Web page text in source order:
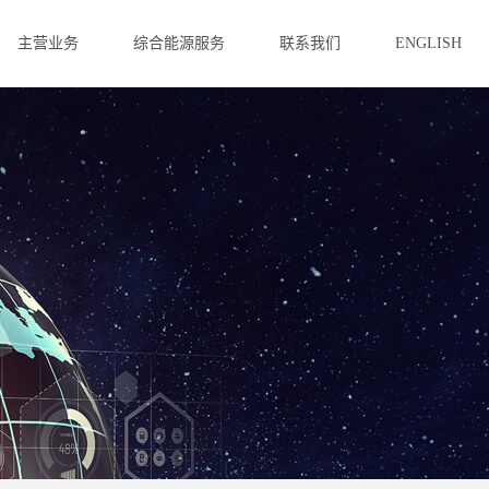
主营业务 综合能源服务 联系我们 ENGLISH